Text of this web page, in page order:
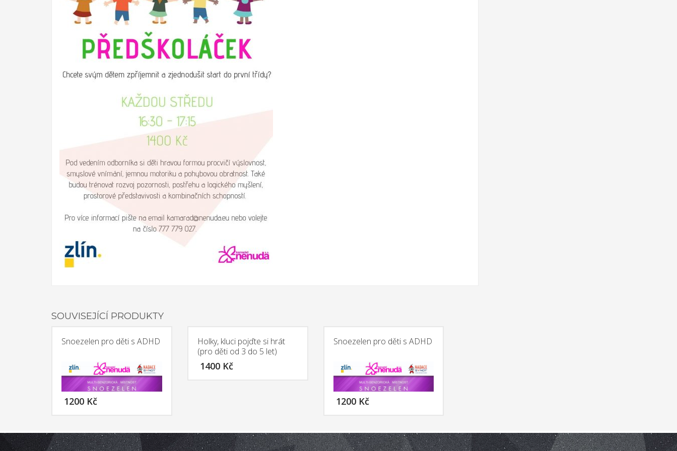
SOUVISEJÍCÍ PRODUKTY
Snoezelen pro děti s ADHD
1200 Kč
Holky, kluci pojďte si hrát
(pro děti od 3 do 5 let)
1400 Kč
Snoezelen pro děti s ADHD
1200 Kč